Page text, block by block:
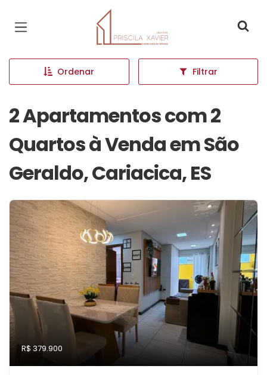
Página inicial
Ordenar Filtrar
2 Apartamentos com 2
Quartos à Venda em São
Geraldo, Cariacica, ES
R$ 379.900